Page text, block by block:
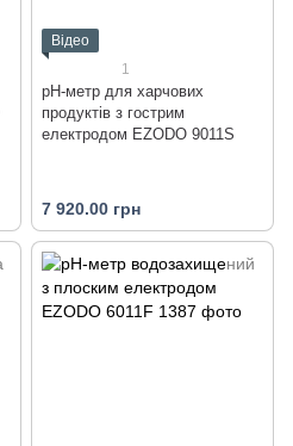
Відео
1
рН-метр для харчових
продуктів з гострим
електродом EZODO 9011S
7 920.00 грн